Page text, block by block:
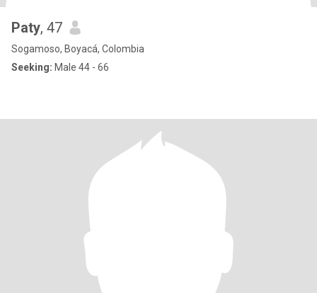
Paty, 47
Sogamoso, Boyacá, Colombia
Seeking: Male 44 - 66